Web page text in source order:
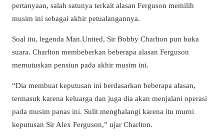
pertanyaan, salah satunya terkait alasan Ferguson memilih
musim ini sebagai akhir petualangannya.
Soal itu, legenda Man.United, Sir Bobby Charlton pun buka
suara. Charlton membeberkan beberapa alasan Ferguson
memutuskan pensiun pada akhir musim ini.
“Dia membuat keputusan ini berdasarkan beberapa alasan,
termasuk karena keluarga dan juga dia akan menjalani operasi
pada musim panas ini. Sulit menghalangi karena itu murni
keputusan Sir Alex Ferguson,” ujar Charlton.